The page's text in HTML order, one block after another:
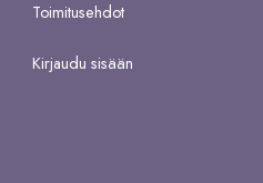
Toimitusehdot
Kirjaudu sisään